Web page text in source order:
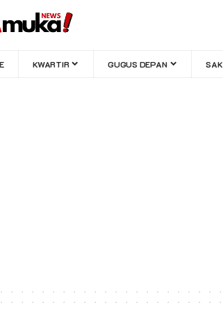
KWARTIR GUGUS DEPAN